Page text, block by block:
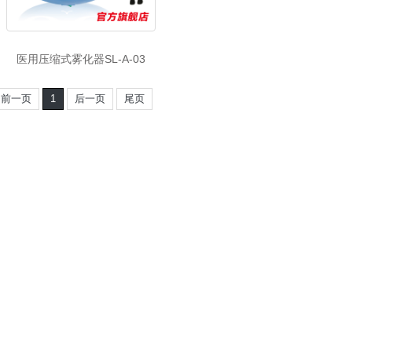
医用压缩式雾化器SL-A-03
前一页 1 后一页 尾页